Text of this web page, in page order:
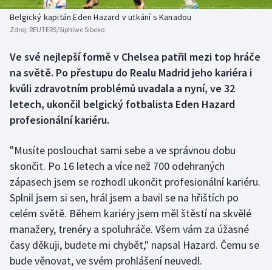
Biatlon
Box
Curling
Florbal
Golf
Gymnastika
Aplikace ČT sport
Belgický kapitán Eden Hazard v utkání s Kanadou
Zdroj: REUTERS/Siphiwe Sibeko
Ve své nejlepší formě v Chelsea patřil mezi top hráče
na světě. Po přestupu do Realu Madrid jeho kariéra i
kvůli zdravotním problémů uvadala a nyní, ve 32
letech, ukončil belgický fotbalista Eden Hazard
profesionální kariéru.
"Musíte poslouchat sami sebe a ve správnou dobu
skončit. Po 16 letech a více než 700 odehraných
zápasech jsem se rozhodl ukončit profesionální kariéru.
Splnil jsem si sen, hrál jsem a bavil se na hřištích po
celém světě. Během kariéry jsem měl štěstí na skvělé
manažery, trenéry a spoluhráče. Všem vám za úžasné
časy děkuji, budete mi chybět," napsal Hazard. Čemu se
bude věnovat, ve svém prohlášení neuvedl.